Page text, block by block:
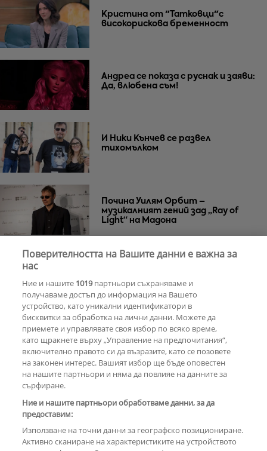
Кристина от "Татковци"с
високорискова бременност
Андреа се показа с руснак и заяви:
Да, влюбена съм!
И Ники Кънчев се развел
тихомълком
Почина Уилям Орбит –
музикалният гений зад „Ray of
Light“ на Мадона
еволюция
РЕКЛАМА
КОМЕНТАРИ
Поверителността на Вашите данни е важна за
нас
Ние и нашите 1019партньори съхраняваме и
получаваме достъп до информация на Вашето
устройство, като уникални идентификатори в
бисквитки за обработка на лични данни. Можете да
приемете и управлявате своя избор по всяко време,
като щракнете върху „Управление на предпочитания“,
включително правото си да възразите, като се позовете
на законен интерес. Вашият избор ще бъде оповестен
на нашите партньори и няма да повлияе на данните за
сърфиране.
Ние и нашите партньори обработваме данни, за да
предоставим:
Използване на точни данни за географско позициониране.
Активно сканиране на характеристиките на устройството